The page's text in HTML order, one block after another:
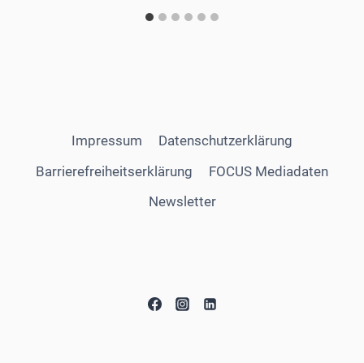
Impressum
Datenschutzerklärung
Barrierefreiheitserklärung
FOCUS Mediadaten
Newsletter